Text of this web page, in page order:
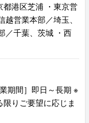
港区芝浦 ・東京営
営業本部／埼玉、
／千葉、茨城 ・西
期間］即日～長期 ※
りご要望に応じま